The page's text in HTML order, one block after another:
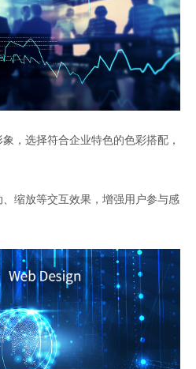
，选择符合企业特色的色彩搭配，
缩放等交互效果，增强用户参与感